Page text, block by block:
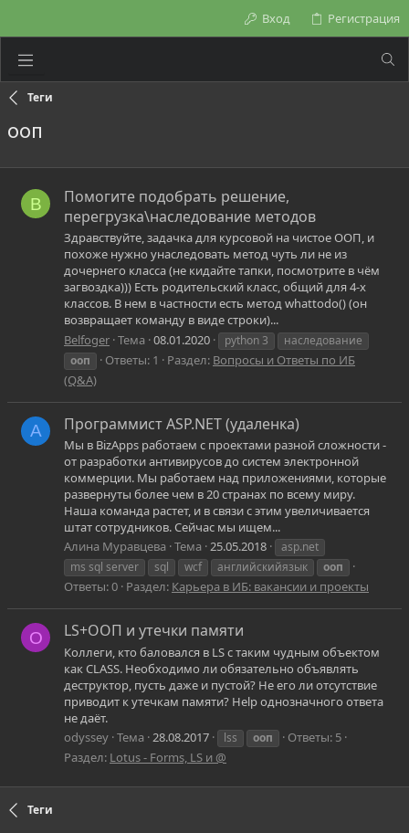
Вход Регистрация
Теги
ооп
B
Помогите подобрать решение,
перегрузка\наследование методов
Здравствуйте, задачка для курсовой на чистое ООП, и
похоже нужно унаследовать метод чуть ли не из
дочернего класса (не кидайте тапки, посмотрите в чём
загвоздка))) Есть родительский класс, общий для 4-х
классов. В нем в частности есть метод whattodo() (он
возвращает команду в виде строки)...
Belfoger Тема 08.01.2020 python 3
наследование
ооп
Ответы: 1 Раздел: Вопросы и Ответы по ИБ
(Q&A)
А Программист ASP.NET (удаленка)
Мы в BizApps работаем с проектами разной сложности -
от разработки антивирусов до систем электронной
коммерции. Мы работаем над приложениями, которые
развернуты более чем в 20 странах по всему миру.
Наша команда растет, и в связи с этим увеличивается
штат сотрудников. Сейчас мы ищем...
Алина Муравцева Тема 25.05.2018
asp.net
ms sql server
sql wcf английскийязык ооп
Ответы: 0 Раздел: Карьера в ИБ: вакансии и проекты
O LS+ООП и утечки памяти
Коллеги, кто баловался в LS с таким чудным объектом
как CLASS. Необходимо ли обязательно объявлять
деструктор, пусть даже и пустой? Не его ли отсутствие
приводит к утечкам памяти? Help однозначного ответа
не даёт.
odyssey Тема 28.08.2017 lss ооп
Ответы: 5
Раздел: Lotus - Forms, LS и @
Теги